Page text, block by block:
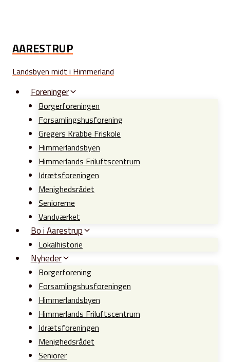
AARESTRUP
Landsbyen midt i Himmerland
Foreninger
Borgerforeningen
Forsamlingshusforening
Gregers Krabbe Friskole
Himmerlandsbyen
Himmerlands Friluftscentrum
Idrætsforeningen
Menighedsrådet
Seniorerne
Vandværket
Bo i Aarestrup
Lokalhistorie
Nyheder
Borgerforening
Forsamlingshusforeningen
Himmerlandsbyen
Himmerlands Friluftscentrum
Idrætsforeningen
Menighedsrådet
Seniorer